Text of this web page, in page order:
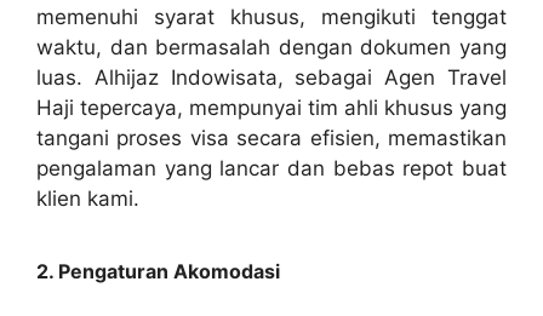
memenuhi syarat khusus, mengikuti tenggat
waktu, dan bermasalah dengan dokumen yang
luas. Alhijaz Indowisata, sebagai Agen Travel
Haji tepercaya, mempunyai tim ahli khusus yang
tangani proses visa secara efisien, memastikan
pengalaman yang lancar dan bebas repot buat
klien kami.
2. Pengaturan Akomodasi